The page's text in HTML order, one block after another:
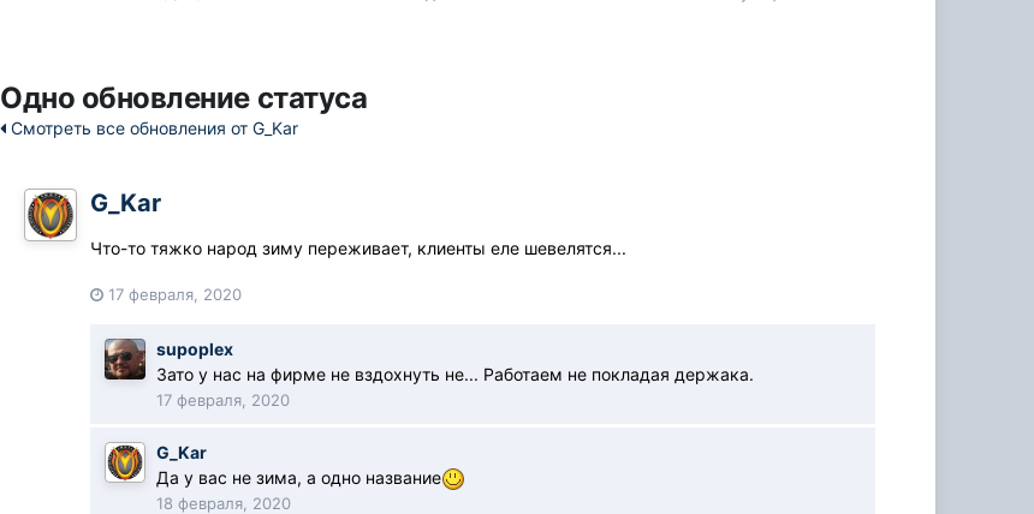
Одно обновление статуса
Смотреть все обновления от G_Kar
G_Kar
Что-то тяжко народ зиму переживает, клиенты еле шевелятся...
17 февраля, 2020
supoplex
Зато у нас на фирме не вздохнуть не... Работаем не покладая держака.
17 февраля, 2020
G_Kar
Да у вас не зима, а одно название
18 февраля, 2020